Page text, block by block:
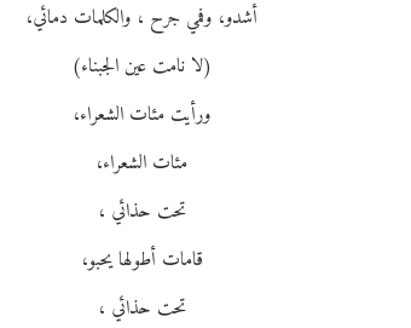
أشدو، وفمي جرح ، والكلمات دمائي،
(لا نامت عين الجبناء)
ورأيت مئات الشعراء،
مئات الشعراء،
تحت حذائي ،
قامات أطولها يحبو،
تحت حذائي ،